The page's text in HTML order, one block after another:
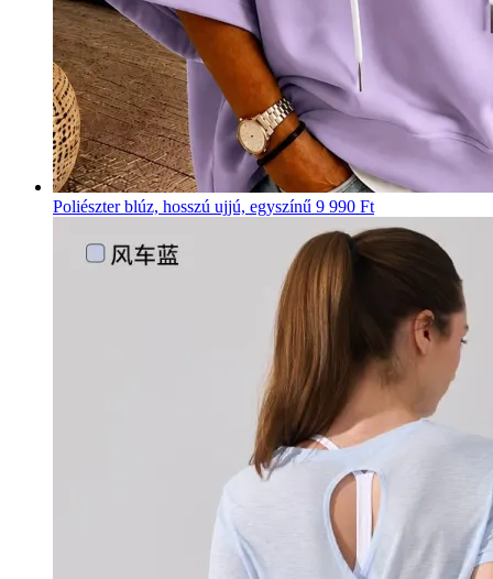
Poliészter blúz, hosszú ujjú, egyszínű 9 990 Ft